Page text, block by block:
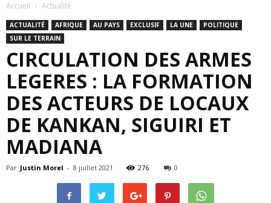
Accueil Actualité
ACTUALITÉ AFRIQUE AU PAYS EXCLUSIF LA UNE
POLITIQUE
SUR LE TERRAIN
CIRCULATION DES ARMES
LEGERES : LA FORMATION
DES ACTEURS DE LOCAUX
DE KANKAN, SIGUIRI ET
MADIANA
Par Justin Morel - 8 juillet 2021 276 0